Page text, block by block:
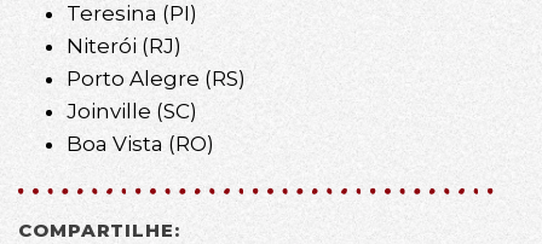
Teresina (PI)
Niterói (RJ)
Porto Alegre (RS)
Joinville (SC)
Boa Vista (RO)
COMPARTILHE: